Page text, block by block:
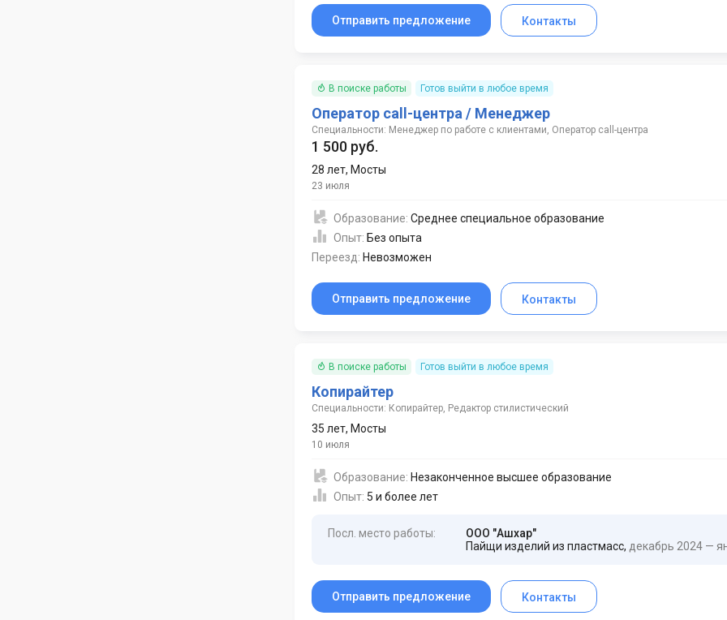
Отправить предложение Контакты
В поиске работы Готов выйти в любое время
Оператор call-центра / Менеджер
Специальности: Менеджер по работе с клиентами, Оператор call-центра
1 500 руб.
28 лет, Мосты
23 июля
Образование: Среднее специальное образование
Опыт: Без опыта
Переезд: Невозможен
Отправить предложение Контакты
В поиске работы Готов выйти в любое время
Копирайтер
Специальности: Копирайтер, Редактор стилистический
35 лет, Мосты
10 июля
Образование: Незаконченное высшее образование
Опыт: 5 и более лет
Посл. место работы:
ООО "Ашхар"
Пайщи изделий из пластмасс, декабрь 2024 —
Отправить предложение Контакты